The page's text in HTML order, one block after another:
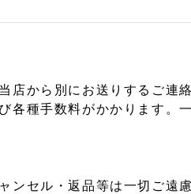
店から別にお送りするご連
各種手数料がかかります
ンセル・返品等は一切ご遠